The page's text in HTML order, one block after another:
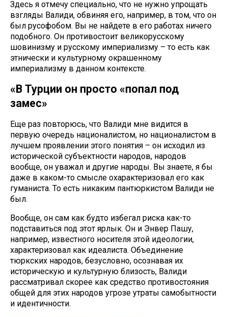
Здесь я отмечу специально, что не нужно упрощать
взгляды Валиди, обвиняя его, например, в том, что он
был русофобом. Вы не найдете в его работах ничего
подобного. Он противостоит великорусскому
шовинизму и русскому империализму – то есть как
этнически и культурному окрашенному
империализму в данном контексте.
«В Турции он просто «попал под
замес»
Еще раз повторюсь, что Валиди мне видится в
первую очередь националистом, но националистом в
лучшем проявлении этого понятия – он исходил из
исторической субъектности народов, народов
вообще, он уважал и другие народы. Вы знаете, я бы
даже в каком-то смысле охарактеризовал его как
гуманиста. То есть никаким пантюркистом Валиди не
был.
Вообще, он сам как будто избегал риска как-то
подставиться под этот ярлык. Он и Энвер Пашу,
например, известного носителя этой идеологии,
характеризовал как идеалиста. Объединение
тюркских народов, безусловно, осознавая их
историческую и культурную близость, Валиди
рассматривал скорее как средство противостояния
общей для этих народов угрозе утраты самобытности
и идентичности.